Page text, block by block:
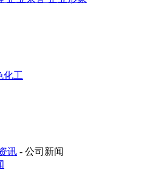
化工
讯 - 公司新闻